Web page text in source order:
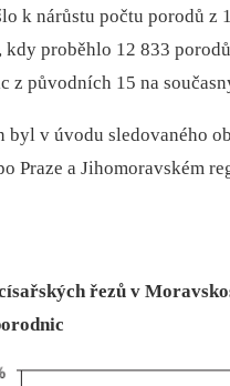
k nárůstu počtu porodů z
kdy proběhlo 12 833
z původních 15 na
v úvodu sledovaného
Praze a Jihomoravském
řezů v